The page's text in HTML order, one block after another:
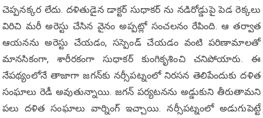
చెప్పనక్కర లేదు. దళితుడైన డాక్టర్ సుధాకర్ ను నడిరోడ్డుపై పెడ రెక్కలు
విరిచి మరీ అరెస్టు చేసిన వైనం అప్పట్లో సంచలనం రేపింది. ఆ తర్వాత
ఆయనను అరెస్టు చేయడం, సస్పెండ్ చేయడం వంటి పరిణామాలతో
మానసికంగా, శారీరకంగా సుధాకర్ కుంగికృశించి చనిపోయారు. ఈ
నేపథ్యంలోనే తాజాగా జగన్‌కు నర్సీపట్నంలో నిరసన తెలిపేందుకు దళిత
సంఘాలు రెడీ అవుతున్నాయి. జగన్ పర్యటనను అడ్డుకుని తీరుతామని
పలు దళిత సంఘాలు వార్నింగ్ ఇచ్చాయి. నర్సీపట్నంలో అడుగుపెట్టే